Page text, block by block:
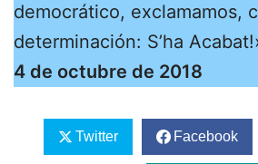
democrático, exclamamos,
determinación: S’ha
4 de octubre de 2018
Twitter Facebook